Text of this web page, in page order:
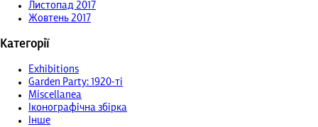
Листопад 2017
Жовтень 2017
Категорії
Exhibitions
Garden Party: 1920-ті
Miscellanea
Іконографічна збірка
Інше